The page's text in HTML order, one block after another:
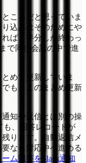
ころだと思っていま
込みはそのためにや
ば、半分しか終わっ
で同じ会話の中で進
めて更新していま
も、このまとめ更新
知や返信とは別の操
も、回答レコードが
ります。自動返信メ
なら対応中へ進める
ーム回答をSlack通知